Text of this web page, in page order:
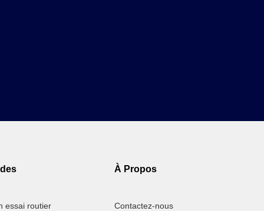
essai routier
À Propos
Contactez-nous